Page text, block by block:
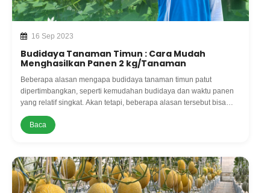
16 Sep 2023
Budidaya Tanaman Timun : Cara Mudah
Menghasilkan Panen 2 kg/Tanaman
Beberapa alasan mengapa budidaya tanaman timun patut
dipertimbangkan, seperti kemudahan budidaya dan waktu panen
yang relatif singkat. Akan tetapi, beberapa alasan tersebut bisa
dikatakan berhasil apabila kita mampu mempersiapkannya secara
baik.Baca